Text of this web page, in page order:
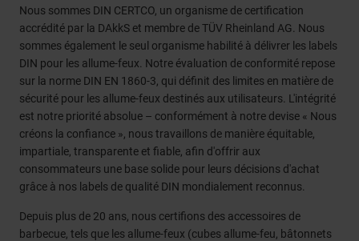
Nous sommes DIN CERTCO, un organisme de certification
accrédité par la DAkkS et membre de TÜV Rheinland AG. Nous
sommes également le seul organisme habilité à délivrer les labels
DIN pour les allume-feux. Notre évaluation de conformité repose
sur la norme DIN EN 1860-3, qui définit des limites en matière de
sécurité pour les allume-feux destinés aux utilisateurs. L'intégrité
est notre priorité absolue – conformément à notre devise « Nous
créons la confiance », nous travaillons de manière équitable,
impartiale, transparente et fiable, afin d'offrir aux
consommateurs une base solide pour leurs décisions d'achat
grâce à nos labels de qualité DIN mondialement reconnus.
Depuis plus de 20 ans, nous certifions des accessoires de
barbecue, tels que les allume-feux (cubes allume-feu, bâtonnets